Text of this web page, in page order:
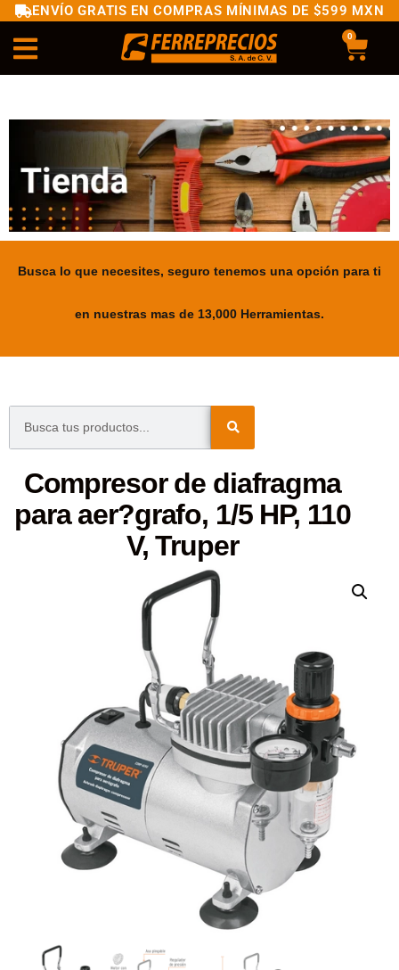
ENVÍO GRATIS EN COMPRAS MÍNIMAS DE $599 MXN
0
Busca lo que necesites, seguro tenemos una opción para ti
en nuestras mas de 13,000 Herramientas.
Compresor de diafragma
para aer?grafo, 1/5 HP, 110
V, Truper